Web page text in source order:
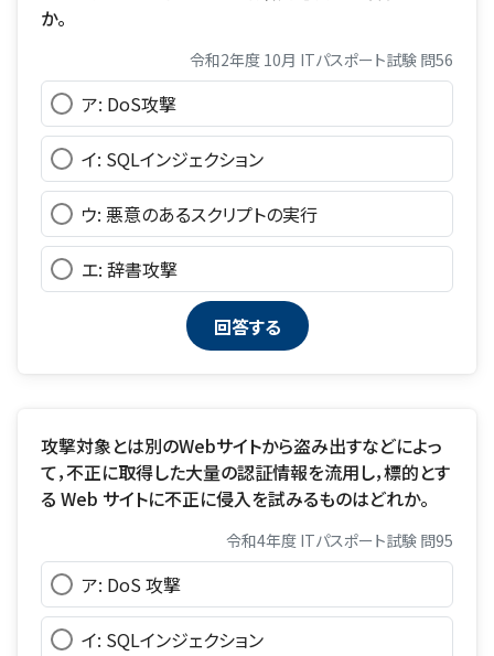
か。
令和2年度 10月 ITパスポート試験 問56
ア: DoS攻撃
イ: SQLインジェクション
ウ: 悪意のあるスクリプトの実行
エ: 辞書攻撃
攻撃対象とは別のWebサイトから盗み出すなどによっ
て，不正に取得した大量の認証情報を流用し，標的とす
る Web サイトに不正に侵入を試みるものはどれか。
令和4年度 ITパスポート試験 問95
ア: DoS 攻撃
イ: SQLインジェクション